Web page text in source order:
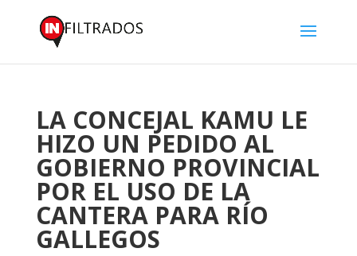
LA CONCEJAL KAMU LE
HIZO UN PEDIDO AL
GOBIERNO PROVINCIAL
POR EL USO DE LA
CANTERA PARA RÍO
GALLEGOS